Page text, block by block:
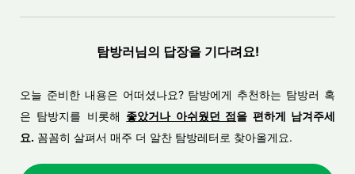
탐방러님의 답장을 기다려요!
오늘 준비한 내용은 어떠셨나요? 탐방에게 추천하는 탐방러 혹
은 탐방지를 비롯해 좋았거나 아쉬웠던 점을 편하게 남겨주세
요. 꼼꼼히 살펴서 매주 더 알찬 탐방레터로 찾아올게요.